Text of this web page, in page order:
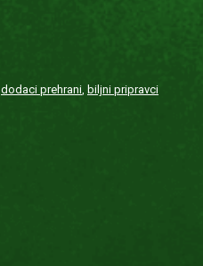
dodaci prehrani, biljni pripravci